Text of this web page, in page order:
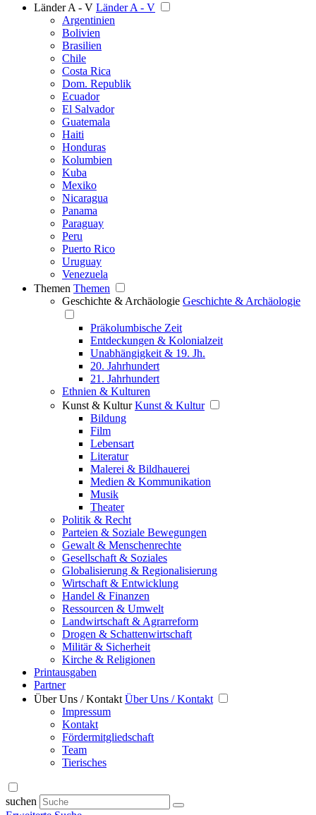
Länder A - V Länder A - V
Argentinien
Bolivien
Brasilien
Chile
Costa Rica
Dom. Republik
Ecuador
El Salvador
Guatemala
Haiti
Honduras
Kolumbien
Kuba
Mexiko
Nicaragua
Panama
Paraguay
Peru
Puerto Rico
Uruguay
Venezuela
Themen Themen
Geschichte & Archäologie Geschichte & Archäologie
Präkolumbische Zeit
Entdeckungen & Kolonialzeit
Unabhängigkeit & 19. Jh.
20. Jahrhundert
21. Jahrhundert
Ethnien & Kulturen
Kunst & Kultur Kunst & Kultur
Bildung
Film
Lebensart
Literatur
Malerei & Bildhauerei
Medien & Kommunikation
Musik
Theater
Politik & Recht
Parteien & Soziale Bewegungen
Gewalt & Menschenrechte
Gesellschaft & Soziales
Globalisierung & Regionalisierung
Wirtschaft & Entwicklung
Handel & Finanzen
Ressourcen & Umwelt
Landwirtschaft & Agrarreform
Drogen & Schattenwirtschaft
Militär & Sicherheit
Kirche & Religionen
Printausgaben
Partner
Über Uns / Kontakt Über Uns / Kontakt
Impressum
Kontakt
Fördermitgliedschaft
Team
Tierisches
suchen